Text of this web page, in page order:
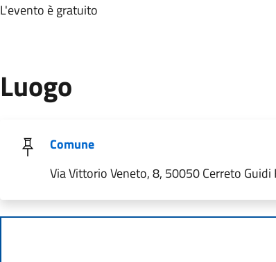
L'evento è gratuito
Luogo
Comune
Via Vittorio Veneto, 8, 50050 Cerreto Guidi